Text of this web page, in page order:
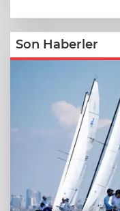
Son Haberler